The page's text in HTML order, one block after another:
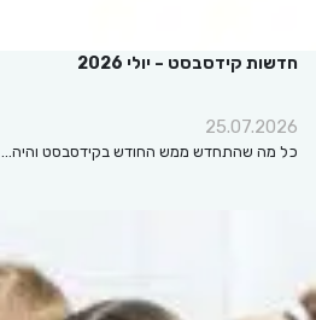
חדשות קידסבסט – יולי 2026
25.07.2026
כל מה שהתחדש ממש החודש בקידסבסט והיה…